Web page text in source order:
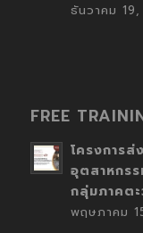
ธันวาคม
FREE
โครงการส่
อุตสาหกร
กลุ่มภาคต
พฤษภาคม